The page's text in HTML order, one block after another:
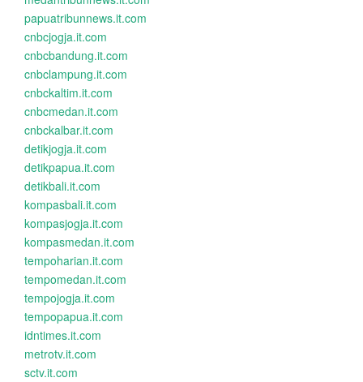
papuatribunnews.it.com
cnbcjogja.it.com
cnbcbandung.it.com
cnbclampung.it.com
cnbckaltim.it.com
cnbcmedan.it.com
cnbckalbar.it.com
detikjogja.it.com
detikpapua.it.com
detikbali.it.com
kompasbali.it.com
kompasjogja.it.com
kompasmedan.it.com
tempoharian.it.com
tempomedan.it.com
tempojogja.it.com
tempopapua.it.com
idntimes.it.com
metrotv.it.com
sctv.it.com